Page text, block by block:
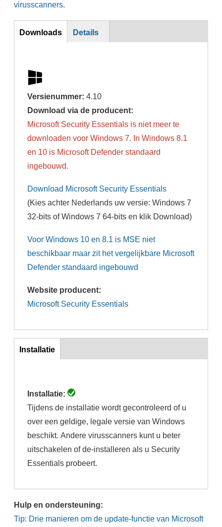
virusscanners.
DL
Downloads Details
Versienummer:4.10
Download via de producent:
Microsoft Security Essentials is niet meer te
downloaden voor Windows 7. In Windows 8.1
en 10 is Microsoft Defender standaard
ingebouwd.
Download Microsoft Security Essentials
(Kies achter Nederlands uw versie: Windows 7
32-bits of Windows 7 64-bits en klik Download)
Voor Windows 10 en 8.1 is MSE niet
beschikbaar maar zit het vergelijkbare Microsoft
Defender standaard ingebouwd
Website producent:
Microsoft Security Essentials
Inst
Installatie
Installatie:
Tijdens de installatie wordt gecontroleerd of u
over een geldige, legale versie van Windows
beschikt. Andere virusscanners kunt u beter
uitschakelen of de-installeren als u Security
Essentials probeert.
Hulp en ondersteuning:
Tip: Drie manieren om de update-functie van Microsoft